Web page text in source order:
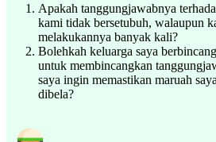
Apakah tanggungjawabnya
kami tidak bersetubuh, walaupun
melakukannya banyak kali?
Bolehkah keluarga saya
untuk membincangkan
saya ingin memastikan maruah
dibela?